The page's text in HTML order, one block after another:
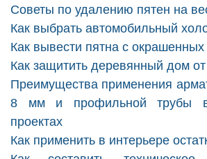
Советы по удалению пятен на
Как выбрать автомобильный
Как вывести пятна с окрашенных
Как защитить деревянный дом от
Преимущества применения
8 мм и профильной трубы в
проектах
Как применить в интерьере